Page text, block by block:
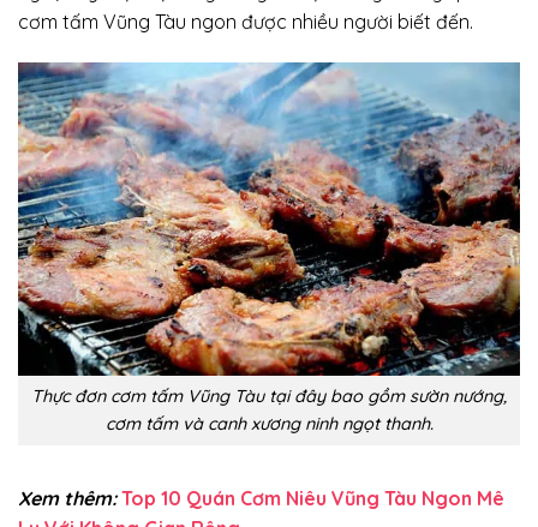
cơm tấm Vũng Tàu ngon được nhiều người biết đến.
Thực đơn cơm tấm Vũng Tàu tại đây bao gồm sườn nướng,
cơm tấm và canh xương ninh ngọt thanh.
Xem thêm:Top 10 Quán Cơm Niêu Vũng Tàu Ngon Mê